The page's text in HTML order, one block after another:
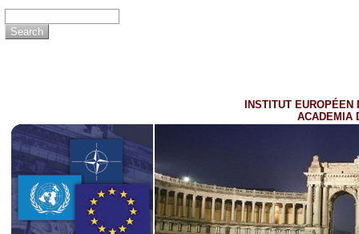
INSTITUT EUROPÉEN
ACADEMIA